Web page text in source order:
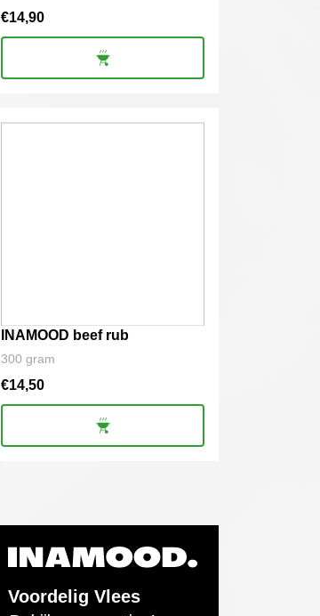
€14,90
INAMOOD beef rub
300 gram
€14,50
Voordelig Vlees